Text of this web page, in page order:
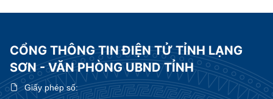
CỔNG THÔNG TIN ĐIỆN TỬ TỈNH LẠNG
SƠN - VĂN PHÒNG UBND TỈNH
Giấy phép số: